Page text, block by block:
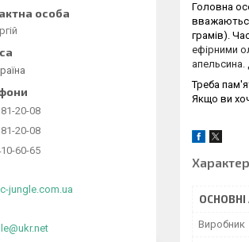
Головна
грамів).
ефірними
апельсина.
Треба
Якщо ви
ОСНОВНІ
Виробник
20-08
20-08
60-65
jungle.com.ua